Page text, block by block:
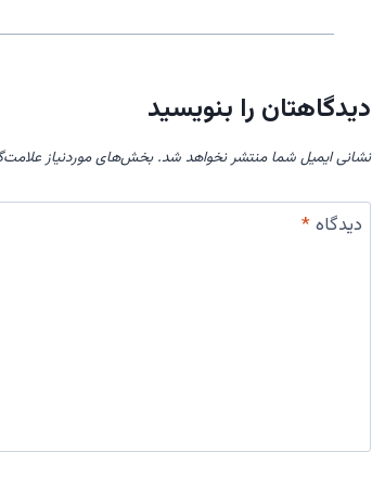
دیدگاهتان را بنویسید
نشانی ایمیل شما منتشر نخواهد شد. بخش‌های موردنیاز
دیدگاه*